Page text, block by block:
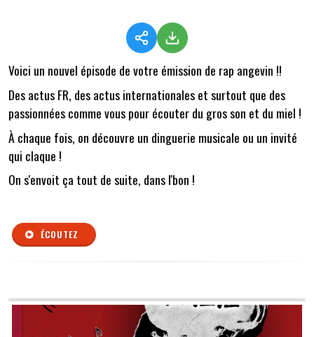
Voici un nouvel épisode de votre émission de rap angevin !!
Des actus FR, des actus internationales et surtout que des
passionnées comme vous pour écouter du gros son et du miel !
À chaque fois, on découvre un dinguerie musicale ou un invité
qui claque !
On s'envoit ça tout de suite, dans l'bon !
ÉCOUTEZ